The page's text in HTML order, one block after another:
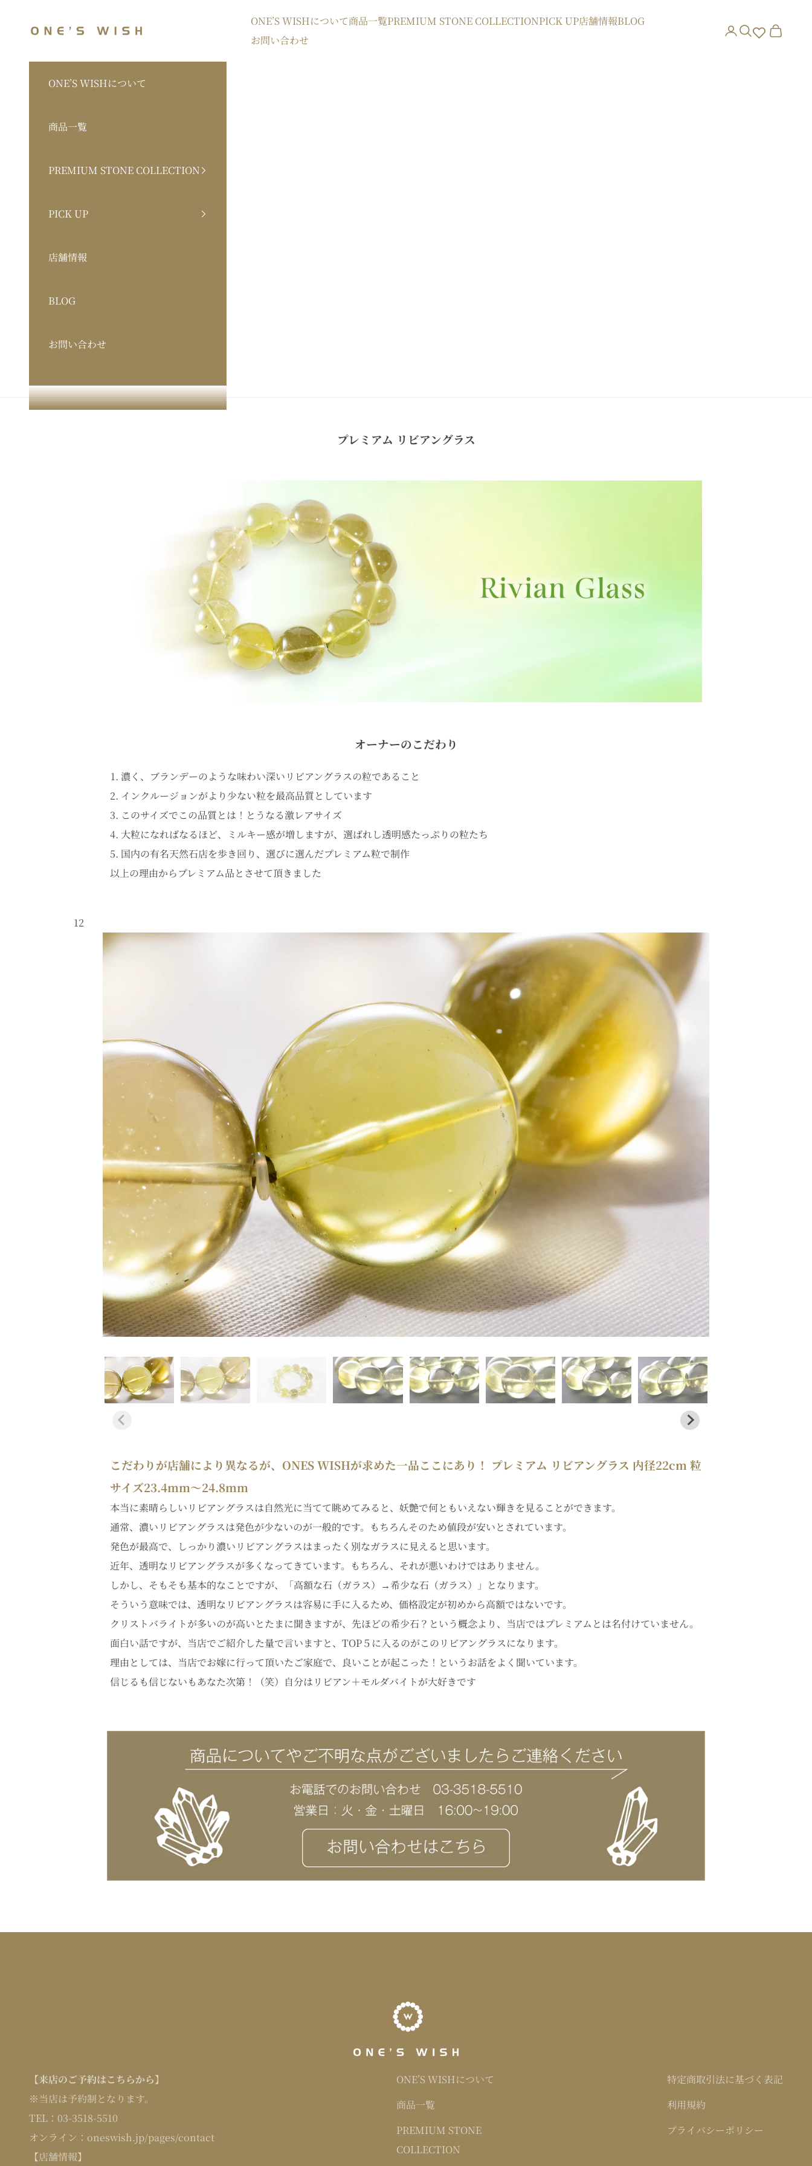
ONE'S WISH Web Store
ONE’S WISHについて商品一覧PREMIUM STONE COLLECTIONPICK UP店舗情報BLOG
お問い合わせ
アカウントページ
検索を開くカートを
ONE’S WISHについて
商品一覧
PREMIUM STONE COLLECTION
PICK UP
店舗情報
BLOG
お問い合わせ
プレミアム リビアングラス
オーナーのこだわり
濃く、ブランデーのような味わい深いリビアングラスの粒であること
インクルージョンがより少ない粒を最高品質としています
このサイズでこの品質とは！とうなる激レアサイズ
大粒になればなるほど、ミルキー感が増しますが、選ばれし透明感たっぷりの粒たち
国内の有名天然石店を歩き回り、選びに選んだプレミアム粒で制作
以上の理由からプレミアム品とさせて頂きました
12
こだわりが店舗により異なるが、ONES WISHが求めた一品ここにあり！ プレミアム リビアングラス 内径22cm 粒
サイズ23.4mm～24.8mm
本当に素晴らしいリビアングラスは自然光に当てて眺めてみると、妖艶で何ともいえない輝きを見ることができます。
通常、濃いリビアングラスは発色が少ないのが一般的です。もちろんそのため値段が安いとされています。
発色が最高で、しっかり濃いリビアングラスはまったく別なガラスに見えると思います。
近年、透明なリビアングラスが多くなってきています。もちろん、それが悪いわけではありません。
しかし、そもそも基本的なことですが、「高額な石（ガラス）→希少な石（ガラス）」となります。
そういう意味では、透明なリビアングラスは容易に手に入るため、価格設定が初めから高額ではないです。
クリストバライトが多いのが高いとたまに聞きますが、先ほどの希少石？という概念より、当店ではプレミアムとは名付けていません。
面白い話ですが、当店でご紹介した量で言いますと、TOP５に入るのがこのリビアングラスになります。
理由としては、当店でお嫁に行って頂いたご家庭で、良いことが起こった！というお話をよく聞いています。
信じるも信じないもあなた次第！（笑）自分はリビアン＋モルダバイトが大好きです
【来店のご予約はこちらから】
※当店は予約制となります。
TEL： 03-3518-5510
オンライン： oneswish.jp/pages/contact
【店舗情報】
ONE’S WISHについて
商品一覧
PREMIUM STONE
COLLECTION
特定商取引法に基づく表記
利用規約
プライバシーポリシー